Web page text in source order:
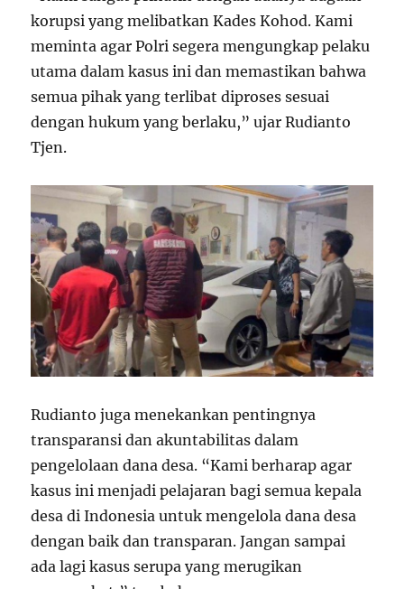
korupsi yang melibatkan Kades Kohod. Kami
meminta agar Polri segera mengungkap pelaku
utama dalam kasus ini dan memastikan bahwa
semua pihak yang terlibat diproses sesuai
dengan hukum yang berlaku,” ujar Rudianto
Tjen.
Rudianto juga menekankan pentingnya
transparansi dan akuntabilitas dalam
pengelolaan dana desa. “Kami berharap agar
kasus ini menjadi pelajaran bagi semua kepala
desa di Indonesia untuk mengelola dana desa
dengan baik dan transparan. Jangan sampai
ada lagi kasus serupa yang merugikan